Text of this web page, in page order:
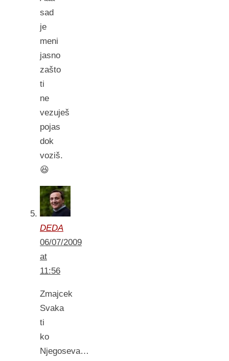
sad
je
meni
jasno
zašto
ti
ne
vezuješ
pojas
dok
voziš.
😆
DEDA
06/07/2009
at
11:56
Zmajcek
Svaka
ti
ko
Njegoseva…